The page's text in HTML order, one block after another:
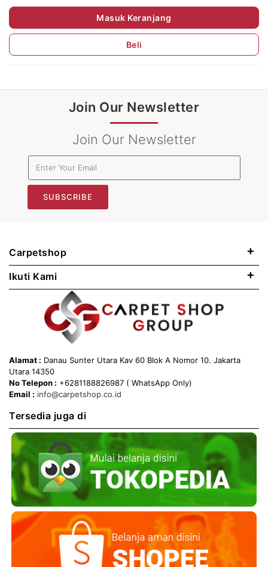
Masuk Keranjang
Beli
Join Our Newsletter
Join Our Newsletter
SUBSCRIBE
Carpetshop +
Ikuti Kami +
Alamat : Danau Sunter Utara Kav 60 Blok A Nomor 10. Jakarta
Utara 14350
No Telepon : +6281188826987 ( WhatsApp Only)
Email : info@carpetshop.co.id
Tersedia juga di